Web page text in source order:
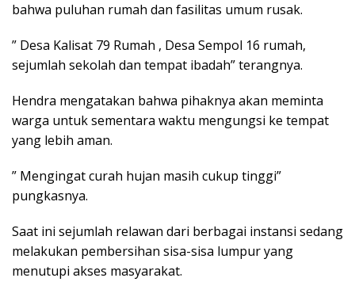
bahwa puluhan rumah dan fasilitas umum rusak.
” Desa Kalisat 79 Rumah , Desa Sempol 16 rumah,
sejumlah sekolah dan tempat ibadah” terangnya.
Hendra mengatakan bahwa pihaknya akan meminta
warga untuk sementara waktu mengungsi ke tempat
yang lebih aman.
” Mengingat curah hujan masih cukup tinggi”
pungkasnya.
Saat ini sejumlah relawan dari berbagai instansi sedang
melakukan pembersihan sisa-sisa lumpur yang
menutupi akses masyarakat.